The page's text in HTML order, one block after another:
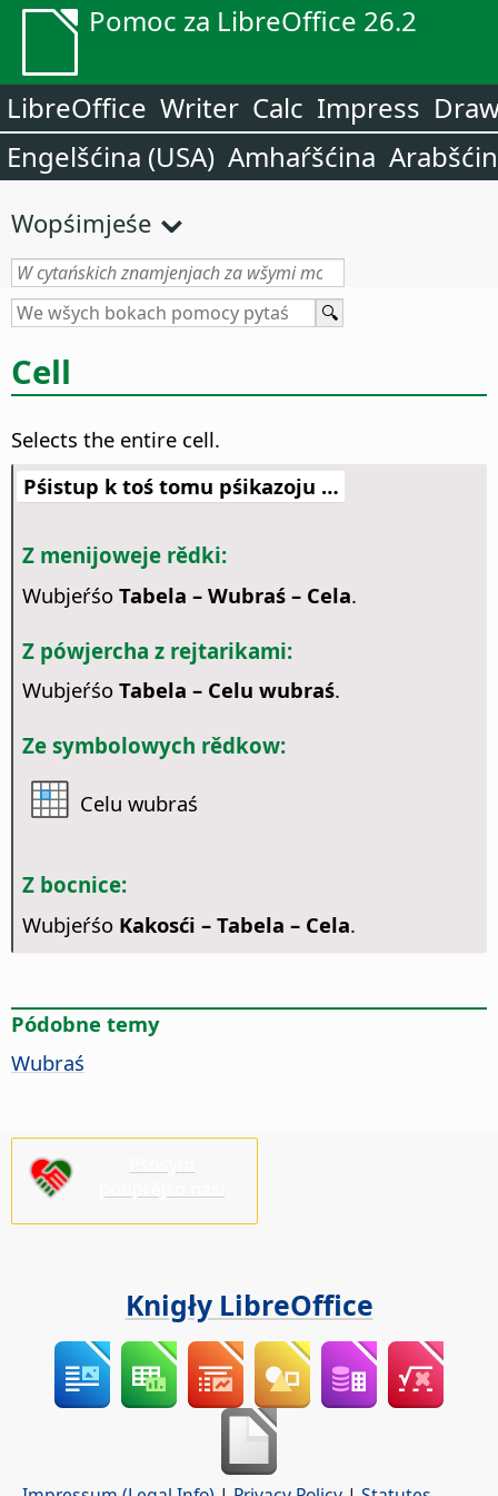
Pomoc za LibreOffice 26.2
LibreOffice Writer Calc Impress
Engelšćina (USA) Amhaŕšćina
Wopśimjeśe
Cell
Selects the entire cell.
Pśistup k toś tomu pśikazoju …
Z menijoweje rědki:
Wubjeŕśo Tabela – Wubraś – Cela.
Z pówjercha z rejtarikami:
Wubjeŕśo Tabela – Celu wubraś.
Ze symbolowych rědkow:
Celu wubraś
Z bocnice:
Wubjeŕśo Kakosći – Tabela – Cela.
Pódobne temy
Wubraś
Knigły LibreOffice